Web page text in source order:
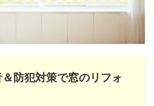
防犯対策で窓のリフォ